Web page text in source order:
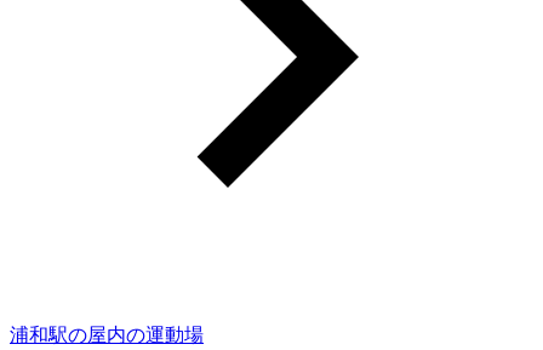
浦和駅の屋内の運動場